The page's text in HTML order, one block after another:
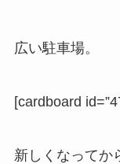
広い駐車場。
[cardboard
新しくなってか